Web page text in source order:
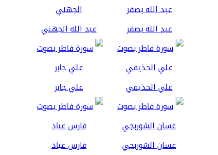
عبد الله بصفر عبد الله الجهني
علي الحذيفي علي جابر
غسان الشوربجي فارس عباد